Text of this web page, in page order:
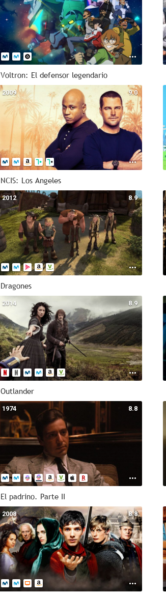
1874 - 2015
Serie de TV
1967
1m
2026
Acción
20m
Voltron: El defensor legendario
9.0
2009
NCIS: Los Angeles
8.9
2012
Dragones
8.9
2014
Outlander
8.8
1974
El padrino. Parte II
8.8
2008